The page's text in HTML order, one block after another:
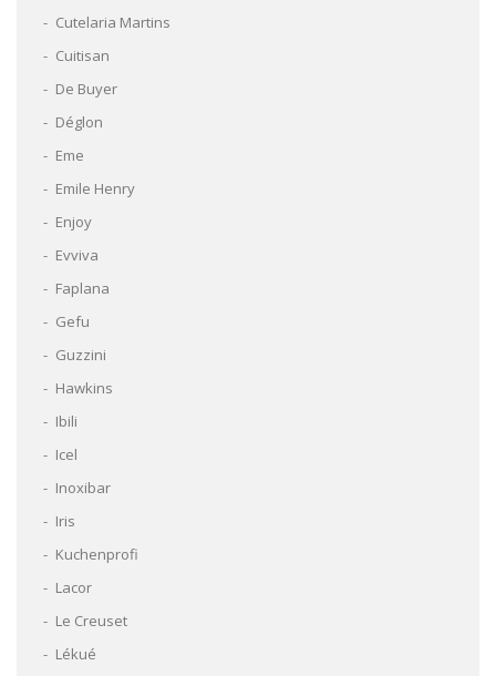
Cutelaria Martins
Cuitisan
De Buyer
Déglon
Eme
Emile Henry
Enjoy
Evviva
Faplana
Gefu
Guzzini
Hawkins
Ibili
Icel
Inoxibar
Iris
Kuchenprofi
Lacor
Le Creuset
Lékué